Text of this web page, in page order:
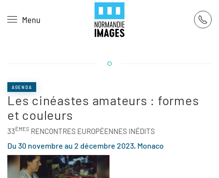
Skip to main content
Menu
AGENDA
Les cinéastes amateurs : formes
et couleurs
33ÈMES RENCONTRES EUROPÉENNES INÉDITS
Du 30 novembre au 2 décembre 2023, Monaco
Panneau de gestion des cookies